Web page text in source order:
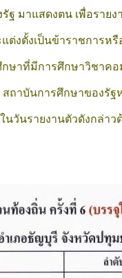
มาแสดงตน เพื่อรายง
ต่งตั้งเป็นข้าราชการ
ษาที่มีการศึกษาวิชาค
าบันการศึกษาของรัฐ
วันรายงานตัวดังกล่าว